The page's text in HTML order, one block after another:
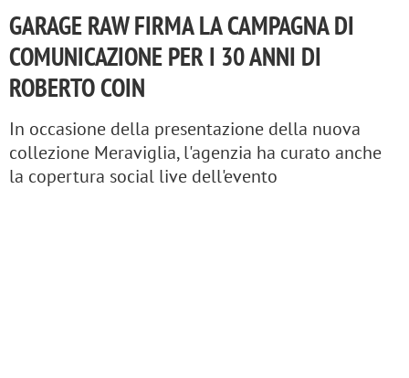
GARAGE RAW FIRMA LA CAMPAGNA DI
COMUNICAZIONE PER I 30 ANNI DI
ROBERTO COIN
In occasione della presentazione della nuova
collezione Meraviglia, l'agenzia ha curato anche
la copertura social live dell'evento